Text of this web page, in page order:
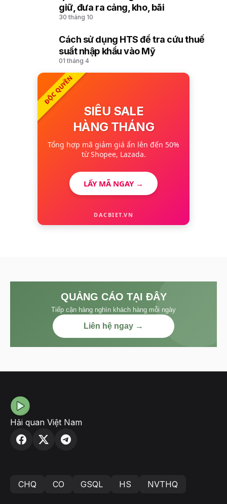
giữ, đưa ra cảng, kho, bãi
30 tháng 10
Cách sử dụng HTS để tra cứu thuế
suất nhập khẩu vào Mỹ
01 tháng 4
ĐỘC QUYỀN
SIÊU SALE
HÀNG THÁNG
Tổng hợp mã giảm giá ẩn lên đến 50%
từ Shopee, Lazada.
LẤY MÃ NGAY →
DACBIET.VN
QUẢNG CÁO TẠI ĐÂY
Tiếp cận hàng nghìn khách hàng mỗi ngày
Liên hệ ngay →
Hải quan Việt Nam
CHQ CO GSQL HS NVTHQ